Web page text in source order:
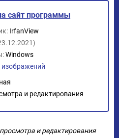
сайт программы
IrfanView
Windows
и редактирования
и редактирования